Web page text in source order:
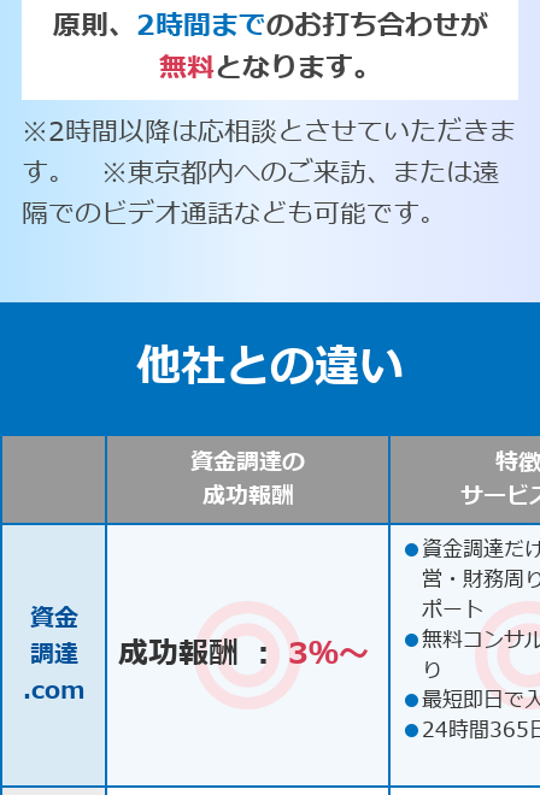
原則、 2時間までのお打ち合わせが
無料となります。
※2時間以降は応相談とさせていただきま
す。 ※東京都内へのご来訪、または遠
隔でのビデオ通話なども可能です。
他社との違い
資金調達の
成功報酬
特
サービ
資金
調達
.com
成功報酬 ： 3％〜
●資金調達だ
営・財務周
ポート
●無料コンサ
り
●最短即日で
●24時間365